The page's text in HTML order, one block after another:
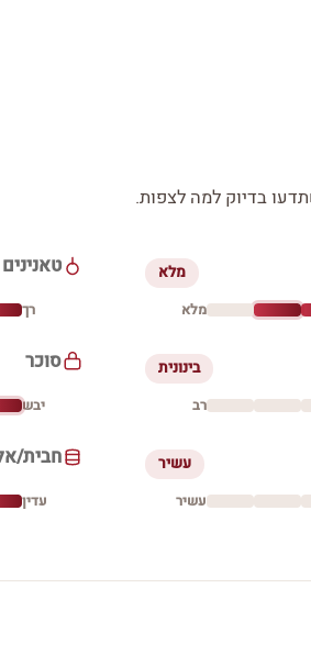
בדיוק למה לצפות.
מלא
מלא
טאנינים
רך
בינונית
רב
סוכר
יבש
עשיר
עשיר
חבית/
עדין